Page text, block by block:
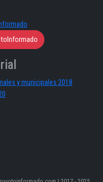
y municipales 2018